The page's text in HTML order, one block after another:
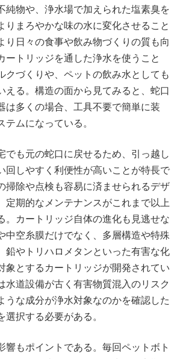
純物や、浄水場で加えられた塩素臭を
りまろやかな味の水に変化させること
り日々の食事や飲み物づくりの質も向
ートリッジを通した浄水を使うこと
クづくりや、ペットの飲み水としても
える。構造の面から見てみると、蛇口
は多くの場合、工具不要で簡単に装
ムになっている。
でも元の蛇口に戻せるため、引っ越し
回しやすく利便性が高いことが特長で
掃除や点検も容易に済ませられるデザ
定期的なメンテナンスがこれまで以上
。カートリッジ自体の進化も見逃せな
中空糸膜だけでなく、多層構造や特殊
鉛やトリハロメタンといった有害な化
象とするカートリッジが開発されてい
水道設備が古く有害物質混入のリスク
うな成分が浄水対象なのかを確認した
択する必要がある。
響もポイントである。毎回ペットボト